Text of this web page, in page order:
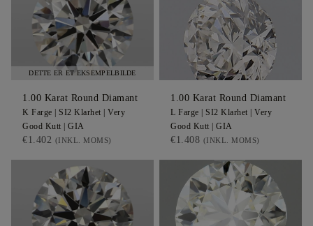
DETTE ER ET EKSEMPELBILDE
1.00 Karat Round Diamant
K Farge | SI2 Klarhet | Very
Good Kutt | GIA
€1.402 (INKL. MOMS)
1.00 Karat Round Diamant
L Farge | SI2 Klarhet | Very
Good Kutt | GIA
€1.408 (INKL. MOMS)